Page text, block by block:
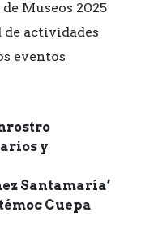
Museos 2025
actividades
eventos
y
Santamaría’
Cuepa